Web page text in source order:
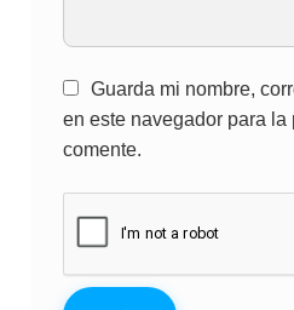
Guarda mi nombre,
en este navegador para la
comente.